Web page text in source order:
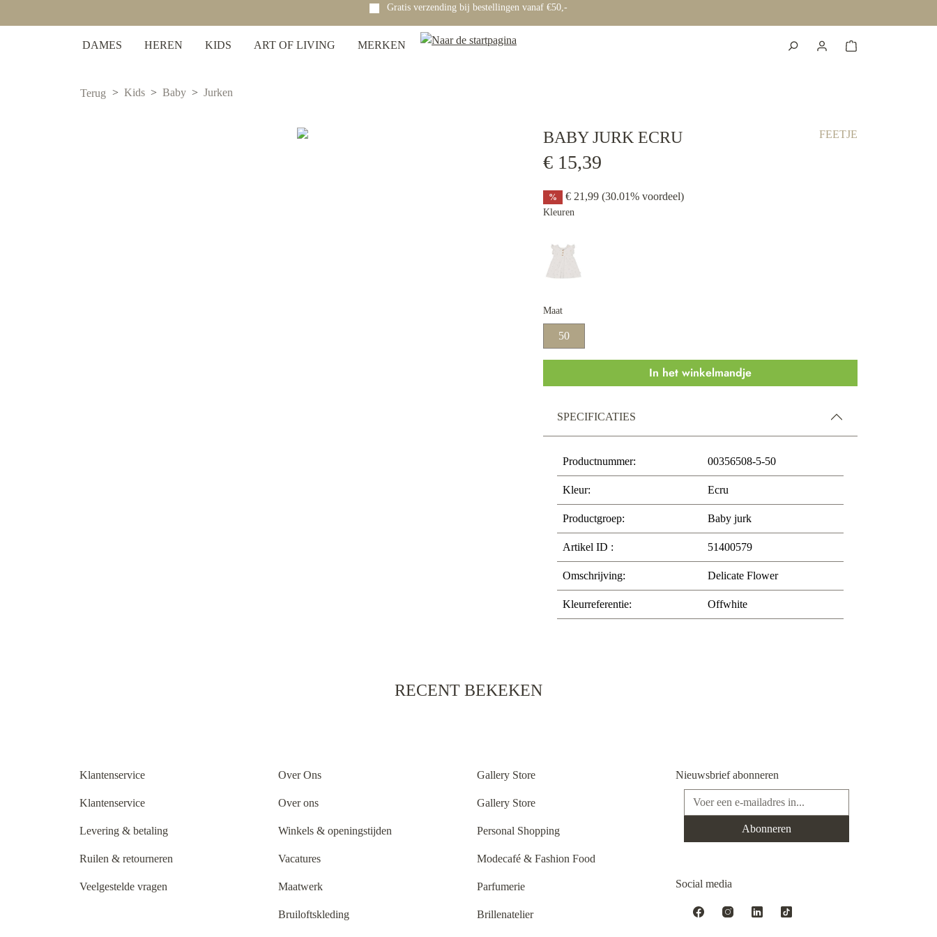
Gratis verzending bij bestellingen vanaf €50,-
DAMES HEREN KIDS ART OF LIVING MERKEN
Terug Kids Baby Jurken
BABY JURK ECRU FEETJE
€ 15,39
% € 21,99 (30.01% voordeel)
Kleuren
Maat
50
In het winkelmandje
SPECIFICATIES
Productnummer: 00356508-5-50
Kleur: Ecru
Productgroep: Baby jurk
Artikel ID : 51400579
Omschrijving: Delicate Flower
Kleurreferentie: Offwhite
RECENT BEKEKEN
Klantenservice
Klantenservice
Levering & betaling
Ruilen & retourneren
Veelgestelde vragen
Over Ons
Over ons
Winkels & openingstijden
Vacatures
Maatwerk
Bruiloftskleding
Gallery Store
Gallery Store
Personal Shopping
Modecafé & Fashion Food
Parfumerie
Brillenatelier
Nieuwsbrief abonneren
E-mailadres*
Abonneren
Social media